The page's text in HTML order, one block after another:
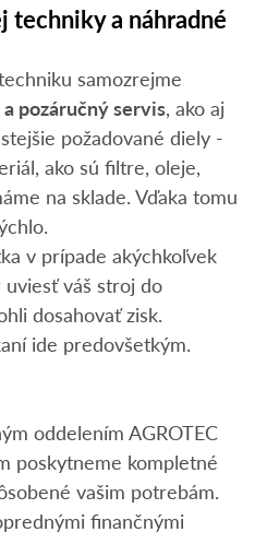
techniky a náhradné
samozrejme
pozáručný servis, ako aj
požadované diely -
ako sú filtre, oleje,
na sklade. Vďaka tomu
v prípade akýchkoľvek
váš stroj do
dosahovať zisk.
ide predovšetkým.
oddelením AGROTEC
poskytneme kompletné
vašim potrebám.
finančnými